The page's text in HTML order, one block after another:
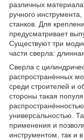
различных
ручного
станков. Для
предусматривает
Существуют три
части сверла:
Сверла с
распространённых
среди строителей и
стороны такая
универсальностью.
применения и
инструментом, так и